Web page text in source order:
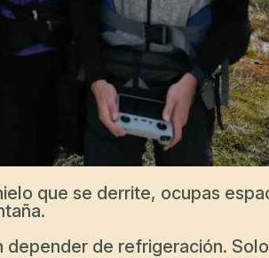
que se derrite, ocupas
de refrigeración.